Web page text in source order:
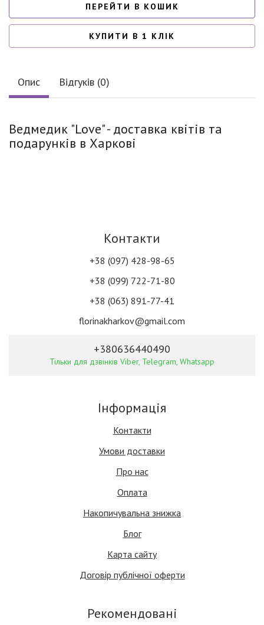
ПЕРЕЙТИ В КОШИК
КУПИТИ В 1 КЛІК
Опис Відгуків (0)
Ведмедик "Love" - доставка квітів та
подарунків в Харкові
Контакти
+38 (097) 428-98-65
+38 (099) 722-71-80
+38 (063) 891-77-41
florinakharkov@gmail.com
+380636440490
Тільки для дзвінків Viber, Telegram, Whatsapp
Інформація
Контакти
Умови доставки
Про нас
Оплата
Накопичувальна знижка
Блог
Карта сайту
Договір публічної оферти
Рекомендовані